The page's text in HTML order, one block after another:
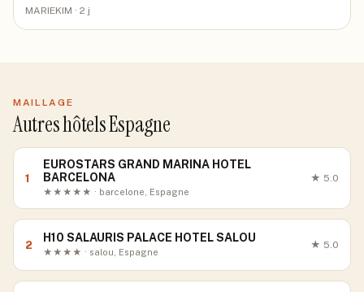
MARIEKIM · 2 j
MAILLAGE
Autres hôtels Espagne
1
EUROSTARS GRAND MARINA HOTEL
BARCELONA
★★★★★ · barcelone, Espagne
★ 5.0
2
H10 SALAURIS PALACE HOTEL SALOU
★★★★ · salou, Espagne
★ 5.0